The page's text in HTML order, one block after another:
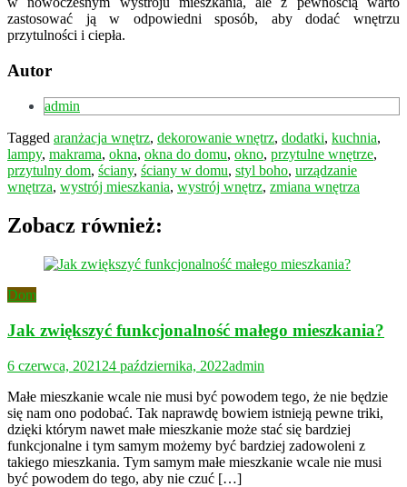
zastosować ją w odpowiedni sposób, aby dodać wnętrzu
przytulności i ciepła.
Autor
admin
Tagged aranżacja wnętrz, dekorowanie wnętrz, dodatki, kuchnia,
lampy, makrama, okna, okna do domu, okno, przytulne wnętrze,
przytulny dom, ściany, ściany w domu, styl boho, urządzanie
wnętrza, wystrój mieszkania, wystrój wnętrz, zmiana wnętrza
Zobacz również:
Dom
Jak zwiększyć funkcjonalność małego mieszkania?
6 czerwca, 2021 24 października, 2022admin
Małe mieszkanie wcale nie musi być powodem tego, że nie będzie
się nam ono podobać. Tak naprawdę bowiem istnieją pewne triki,
dzięki którym nawet małe mieszkanie może stać się bardziej
funkcjonalne i tym samym możemy być bardziej zadowoleni z
takiego mieszkania. Tym samym małe mieszkanie wcale nie musi
być powodem do tego, aby nie czuć […]